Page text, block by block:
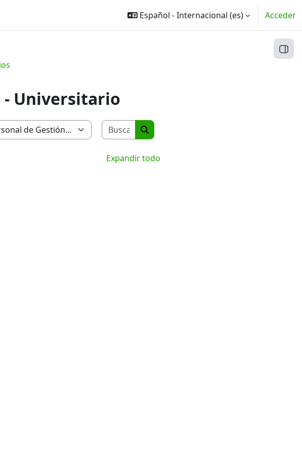
Español - Internacional ‎(es)‎ Acceder
- Universitario
Buscar cursos
Buscar cursos
Expandir todo